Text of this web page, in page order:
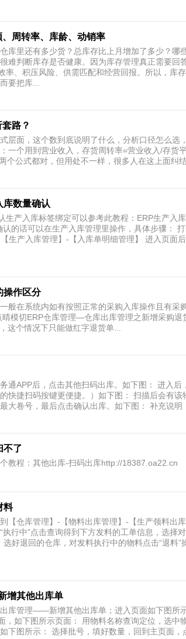
周转率、库龄、动销率
库里还有多少货？总库存比上月增加了多少？哪
难判断库存是否健康。因为库存管理真正需要回
率、积压风险、供需匹配和经营回报。所以，库
要把库...
路？
层面，这个数到底说明了什么，分析口径怎么选
一个用到营业收入，存货周转率=营业收入/存货
公式都对，但用处不一样，很多人在这上面纠
库数量确认
生产入库标签绑定可以参考此教程：ERP生产入
的话可以在生产入库管理里操作，具体步骤：
生产入库管理】-【入库单明细管理】 进入页面后
操作区分
般在系统内如有按照正常的采购入库操作且有采
模切ERP仓库管理—仓库出库管理之新增采购
这个情况下只能做红字退货单...
通APP后，点击其他扫码出库。如下图： 进入后
快捷扫码按键更便捷。）如下图： 扫描后会有该
大卷号，最后点击确认出库。如下图： 补充说明
不了
教程：其他出库-扫码出库http://18387.oa22.cn
料
【仓库管理】-【物料出库管理】-【生产领料出
行中”点击查询得到下方发料的工单信息，选择
好退回的仓库，对发料执行中的物料点击“退料”
增其他出库单
管理——新增其他出库单；进入页面如下图所
，如下图所示页面： 用物料名称查询定位，选中
下图所示： 选择批号，填好数量，回到主页面，